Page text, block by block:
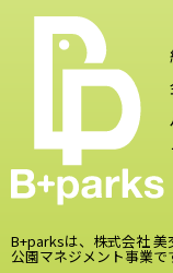
B+parksは、株式会社 美
公園マネジメント事業で